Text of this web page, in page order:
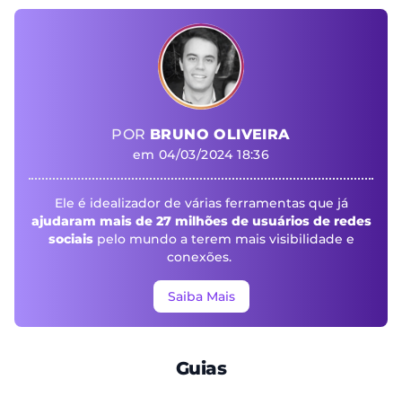
POR BRUNO OLIVEIRA
em 04/03/2024 18:36
Ele é idealizador de várias ferramentas que já
ajudaram mais de 27 milhões de usuários de redes
sociaispelo mundo a terem mais visibilidade e
conexões.
Saiba Mais
Guias